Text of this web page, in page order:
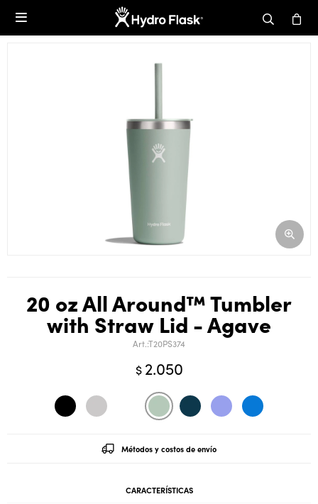

20 oz All Around™ Tumbler
with Straw Lid - Agave
T20PS374
$ 2.050
Métodos y costos de envío
CARACTERÍSTICAS